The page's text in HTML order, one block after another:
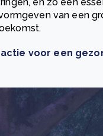
en zo een
van een
voor een